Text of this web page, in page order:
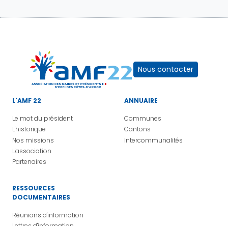
Nous contacter
L'AMF 22
Le mot du président
L'historique
Nos missions
L'association
Partenaires
ANNUAIRE
Communes
Cantons
Intercommunalités
RESSOURCES
DOCUMENTAIRES
Réunions d'information